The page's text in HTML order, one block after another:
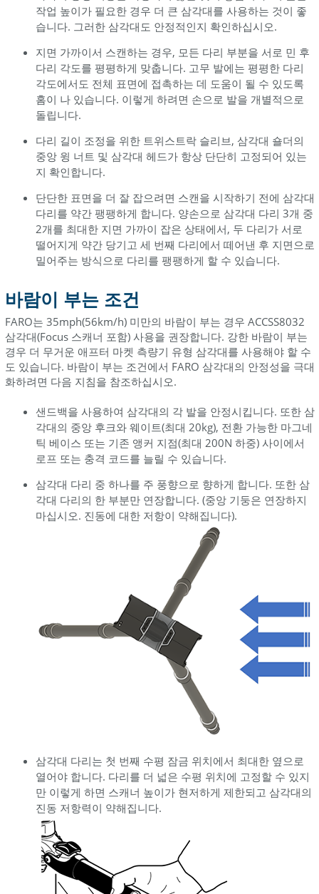
작업 높이가 필요한 경우 더 큰 삼각대를 사용하는 것이 좋
습니다. 그러한 삼각대도 안정적인지 확인하십시오.
지면 가까이서 스캔하는 경우, 모든 다리 부분을 서로 민 후
다리 각도를 평평하게 맞춥니다. 고무 발에는 평평한 다리
각도에서도 전체 표면에 접촉하는 데 도움이 될 수 있도록
홈이 나 있습니다. 이렇게 하려면 손으로 발을 개별적으로
돌립니다.
다리 길이 조정을 위한 트위스트락 슬리브, 삼각대 숄더의
중앙 윙 너트 및 삼각대 헤드가 항상 단단히 고정되어 있는
지 확인합니다.
단단한 표면을 더 잘 잡으려면 스캔을 시작하기 전에 삼각대
다리를 약간 팽팽하게 합니다. 양손으로 삼각대 다리 3개 중
2개를 최대한 지면 가까이 잡은 상태에서, 두 다리가 서로
떨어지게 약간 당기고 세 번째 다리에서 떼어낸 후 지면으로
밀어주는 방식으로 다리를 팽팽하게 할 수 있습니다.
바람이 부는 조건
FARO는 35mph(56km/h) 미만의 바람이 부는 경우 ACCSS8032
삼각대(Focus 스캐너 포함) 사용을 권장합니다. 강한 바람이 부는
경우 더 무거운 애프터 마켓 측량기 유형 삼각대를 사용해야 할 수
도 있습니다. 바람이 부는 조건에서 FARO 삼각대의 안정성을 극대
화하려면 다음 지침을 참조하십시오.
샌드백을 사용하여 삼각대의 각 발을 안정시킵니다. 또한 삼
각대의 중앙 후크와 웨이트(최대 20kg), 전환 가능한 마그네
틱 베이스 또는 기존 앵커 지점(최대 200N 하중) 사이에서
로프 또는 충격 코드를 늘릴 수 있습니다.
삼각대 다리 중 하나를 주 풍향으로 향하게 합니다. 또한 삼
각대 다리의 한 부분만 연장합니다. (중앙 기둥은 연장하지
마십시오. 진동에 대한 저항이 약해집니다).
삼각대 다리는 첫 번째 수평 잠금 위치에서 최대한 옆으로
열어야 합니다. 다리를 더 넓은 수평 위치에 고정할 수 있지
만 이렇게 하면 스캐너 높이가 현저하게 제한되고 삼각대의
진동 저항력이 약해집니다.